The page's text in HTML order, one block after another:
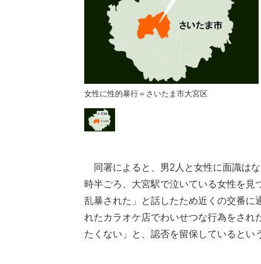
女性に性的暴行＝さいたま市大宮区
同署によると、男2人と女性に面識は
時半ごろ、大宮駅で泣いている女性を見
乱暴された」と話したため近くの交番に
れたカラオケ店でわいせつな行為をされ
たくない」と、認否を留保しているとい